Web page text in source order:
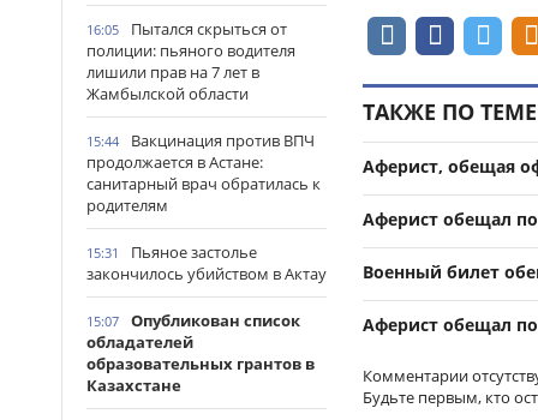
16:05
Пытался скрыться от
полиции: пьяного водителя
лишили прав на 7 лет в
Жамбылской области
15:44
Вакцинация против ВПЧ
продолжается в Астане:
санитарный врач обратилась к
родителям
15:31
Пьяное застолье
закончилось убийством в Актау
15:07
Опубликован список
обладателей
образовательных грантов в
Казахстане
ТАКЖЕ ПО ТЕМЕ
Аферист, обещая
Аферист обещал
Военный билет
Аферист обещал
Комментарии
Будьте первым, кто